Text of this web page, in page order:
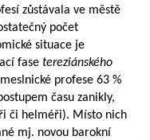
zůstávala ve městě
počet
situace je
fase tereziánského
profese 63 %
času zanikly,
či helméři). Místo nich
mj. novou barokní